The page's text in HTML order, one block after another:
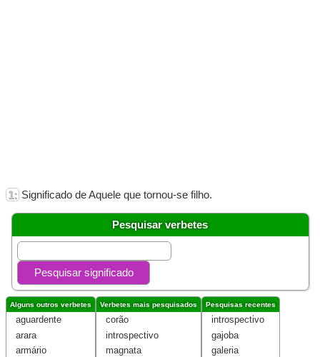
1:Significado de Aquele que tornou-se filho.
Pesquisar verbetes
Alguns outros verbetes
aguardente
arara
armário
Verbetes mais pesquisados
corão
introspectivo
magnata
Pesquisas recentes
introspectivo
gajoba
galeria